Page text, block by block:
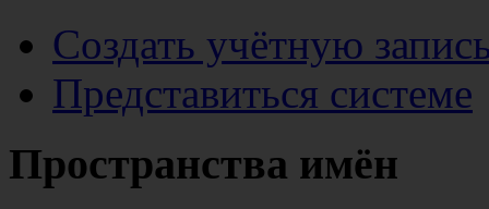
Создать учётную
Представиться системе
Пространства имён